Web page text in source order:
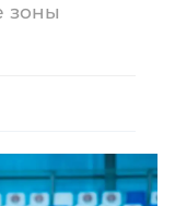
зоны